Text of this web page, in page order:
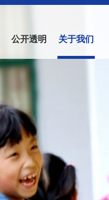
公开透明 关于我们